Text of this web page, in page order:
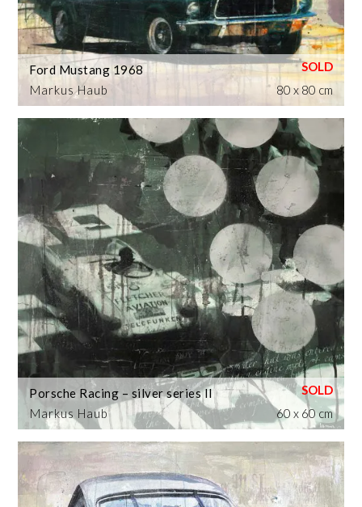
Markus Haub
Ford Mustang 1968
80 x 80 cm
Markus Haub
Porsche Racing – silver series II
60 x 60 cm